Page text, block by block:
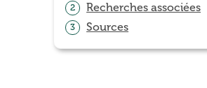
2 Recherches associées
3 Sources